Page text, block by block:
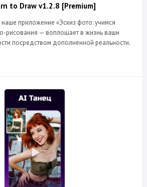
to Draw v1.2.8 [Premium]
приложение «Эскиз фото: учимся
рисования — воплощает в жизнь ваши
посредством дополненной реальности.